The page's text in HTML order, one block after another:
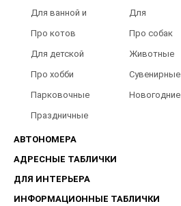
Для ванной и
Для
Про котов
Про собак
Для детской
Животные
Про хобби
Сувенирные
Парковочные
Новогодние
Праздничные
АВТОНОМЕРА
АДРЕСНЫЕ ТАБЛИЧКИ
ДЛЯ ИНТЕРЬЕРА
ИНФОРМАЦИОННЫЕ ТАБЛИЧКИ